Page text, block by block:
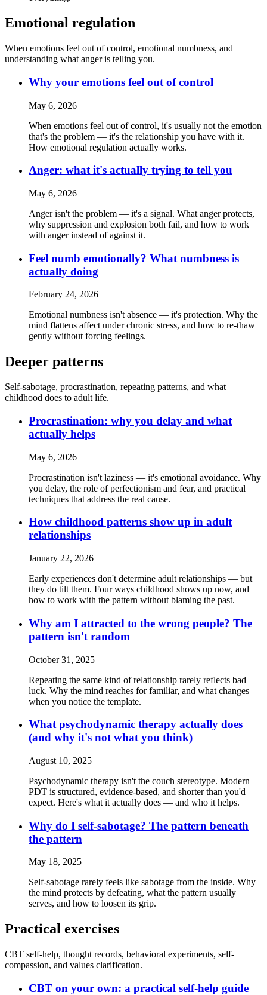
Emotional regulation
When emotions feel out of control, emotional numbness, and
understanding what anger is telling you.
Why your emotions feel out of control
May 6, 2026
When emotions feel out of control, it's usually not the emotion
that's the problem — it's the relationship you have with it.
How emotional regulation actually works.
Anger: what it's actually trying to tell you
May 6, 2026
Anger isn't the problem — it's a signal. What anger protects,
why suppression and explosion both fail, and how to work
with anger instead of against it.
Feel numb emotionally? What numbness is
actually doing
February 24, 2026
Emotional numbness isn't absence — it's protection. Why the
mind flattens affect under chronic stress, and how to re-thaw
gently without forcing feelings.
Deeper patterns
Self-sabotage, procrastination, repeating patterns, and what
childhood does to adult life.
Procrastination: why you delay and what
actually helps
May 6, 2026
Procrastination isn't laziness — it's emotional avoidance. Why
you delay, the role of perfectionism and fear, and practical
techniques that address the real cause.
How childhood patterns show up in adult
relationships
January 22, 2026
Early experiences don't determine adult relationships — but
they do tilt them. Four ways childhood shows up now, and
how to work with the pattern without blaming the past.
Why am I attracted to the wrong people? The
pattern isn't random
October 31, 2025
Repeating the same kind of relationship rarely reflects bad
luck. Why the mind reaches for familiar, and what changes
when you notice the template.
What psychodynamic therapy actually does
(and why it's not what you think)
August 10, 2025
Psychodynamic therapy isn't the couch stereotype. Modern
PDT is structured, evidence-based, and shorter than you'd
expect. Here's what it actually does — and who it helps.
Why do I self-sabotage? The pattern beneath
the pattern
May 18, 2025
Self-sabotage rarely feels like sabotage from the inside. Why
the mind protects by defeating, what the pattern usually
serves, and how to loosen its grip.
Practical exercises
CBT self-help, thought records, behavioral experiments, self-
compassion, and values clarification.
CBT on your own: a practical self-help guide